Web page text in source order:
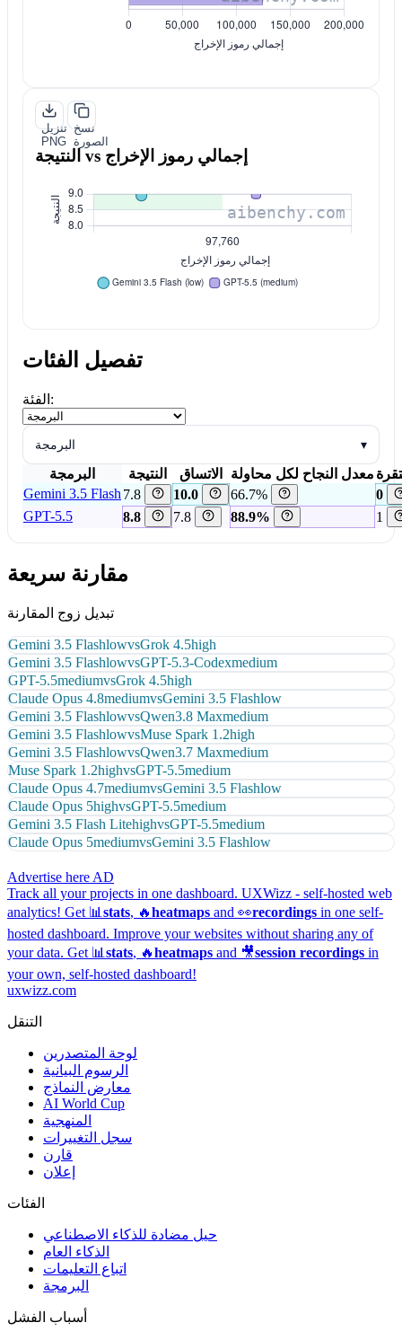
تنزيل
PNG
نسخ
الصورة
النتيجة vs إجمالي رموز الإخراج
تفصيل الفئات
الفئة:
البرمجة ▾
البرمجة النتيجة الاتساق معدل النجاح لكل محاولة
Gemini 3.5 Flash 7.8 10.0 66.7%
0
GPT-5.5
8.8 7.8 88.9% 1
مقارنة سريعة
تبديل زوج المقارنة
Gemini 3.5 FlashlowvsGrok 4.5high
Gemini 3.5 FlashlowvsGPT-5.3-Codexmedium
GPT-5.5mediumvsGrok 4.5high
Claude Opus 4.8mediumvsGemini 3.5 Flashlow
Gemini 3.5 FlashlowvsQwen3.8 Maxmedium
Gemini 3.5 FlashlowvsMuse Spark 1.2high
Gemini 3.5 FlashlowvsQwen3.7 Maxmedium
Muse Spark 1.2highvsGPT-5.5medium
Claude Opus 4.7mediumvsGemini 3.5 Flashlow
Claude Opus 5highvsGPT-5.5medium
Gemini 3.5 Flash LitehighvsGPT-5.5medium
Claude Opus 5mediumvsGemini 3.5 Flashlow
Advertise here AD
Track all your projects in one dashboard. UXWizz - self-hosted web
analytics! Get 📊 stats, 🔥heatmaps and 👀recordings in one self-
hosted dashboard. Improve your websites without sharing any of
your data. Get 📊 stats, 🔥heatmaps and 🎥session recordings in
your own, self-hosted dashboard!
uxwizz.com
التنقل
لوحة المتصدرين
الرسوم البيانية
معارض النماذج
AI World Cup
المنهجية
سجل التغييرات
قارن
إعلان
الفئات
حيل مضادة للذكاء الاصطناعي
الذكاء العام
اتباع التعليمات
البرمجة
أسباب الفشل